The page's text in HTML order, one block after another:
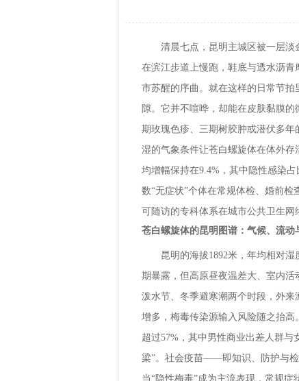
清晨七点，昆明主城区被一层
在滨江步道上慢跑，鞋底与透水沥
市苏醒的序曲。就在这样的日常节
隙。它并不喧哗，却能在皮肤黏膜
期玫瑰色疹、三期树胶肿或潜伏多
湿的气象条件让苍白螺旋体在体外
均增幅保持在9.4%，其中隐性感染
数“无症状”个体在常规体检、婚前检
可随访的专科体系在城市公共卫生网
苍白螺旋体的昆明图谱：气候、流动
昆明的海拔1892米，年均相对
期暴露，但高原昼夜温差大、室内
泼水节、冬季避寒潮两个时段，外
增多，梅毒传染源输入风险随之抬
超过57%，其中男性商业出差人群
梁”。社会疫苗——即知识、防护与
当“隐性梅毒”成为主流表现，常规症